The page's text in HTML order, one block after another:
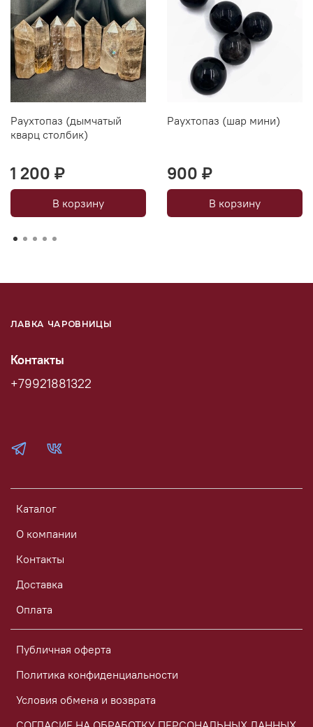
Раухтопаз (дымчатый
кварц столбик)
1 200 ₽
В корзину
Раухтопаз (шар мини)
900 ₽
В корзину
ЛАВКА ЧАРОВНИЦЫ
Каталог
О компании
Контакты
Доставка
Оплата
Публичная оферта
Политика конфиденциальности
Условия обмена и возврата
Контакты
+79921881322